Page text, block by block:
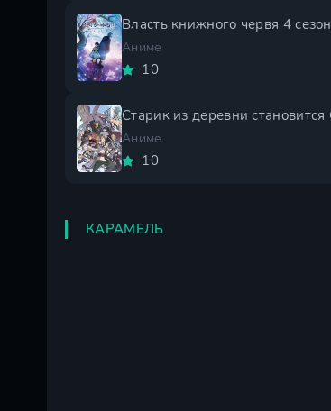
Власть книжного червя 4 сезон
Аниме
10
Аниме
10
КАРАМЕЛЬ